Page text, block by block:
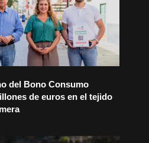
del Bono Consumo
de euros en el tejido